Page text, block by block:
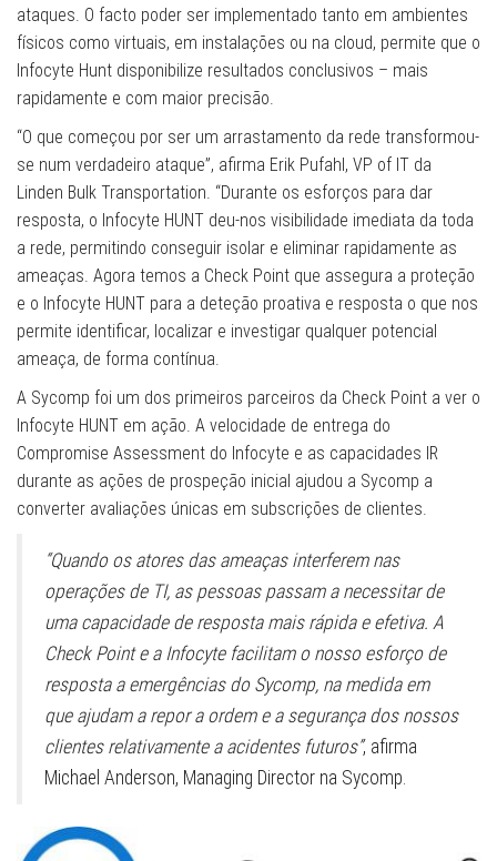
ataques. O facto poder ser implementado tanto em ambientes
físicos como virtuais, em instalações ou na cloud, permite que o
Infocyte Hunt disponibilize resultados conclusivos – mais
rapidamente e com maior precisão.
“O que começou por ser um arrastamento da rede transformou-
se num verdadeiro ataque”, afirma Erik Pufahl, VP of IT da
Linden Bulk Transportation. “Durante os esforços para dar
resposta, o Infocyte HUNT deu-nos visibilidade imediata da toda
a rede, permitindo conseguir isolar e eliminar rapidamente as
ameaças. Agora temos a Check Point que assegura a proteção
e o Infocyte HUNT para a deteção proativa e resposta o que nos
permite identificar, localizar e investigar qualquer potencial
ameaça, de forma contínua.
A Sycomp foi um dos primeiros parceiros da Check Point a ver o
Infocyte HUNT em ação. A velocidade de entrega do
Compromise Assessment do Infocyte e as capacidades IR
durante as ações de prospeção inicial ajudou a Sycomp a
converter avaliações únicas em subscrições de clientes.
“Quando os atores das ameaças interferem nas
operações de TI, as pessoas passam a necessitar de
uma capacidade de resposta mais rápida e efetiva. A
Check Point e a Infocyte facilitam o nosso esforço de
resposta a emergências do Sycomp, na medida em
que ajudam a repor a ordem e a segurança dos nossos
clientes relativamente a acidentes futuros”, afirma
Michael Anderson, Managing Director na Sycomp.